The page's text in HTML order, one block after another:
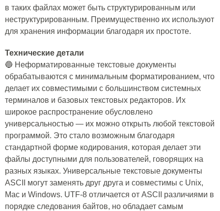
в таких файлах может быть структурированным или
неструктурированным. Преимущественно их используют
для хранения информации благодаря их простоте.
Технические детали
🔵 Неформатированные текстовые документы
обрабатываются с минимальным форматированием, что
делает их совместимыми с большинством системных
терминалов и базовых текстовых редакторов. Их
широкое распространение обусловлено
универсальностью — их можно открыть любой текстовой
программой. Это стало возможным благодаря
стандартной форме кодирования, которая делает эти
файлы доступными для пользователей, говорящих на
разных языках. Универсальные текстовые документы
ASCII могут заменять друг друга и совместимы с Unix,
Mac и Windows. UTF-8 отличается от ASCII различиями в
порядке следования байтов, но обладает самым